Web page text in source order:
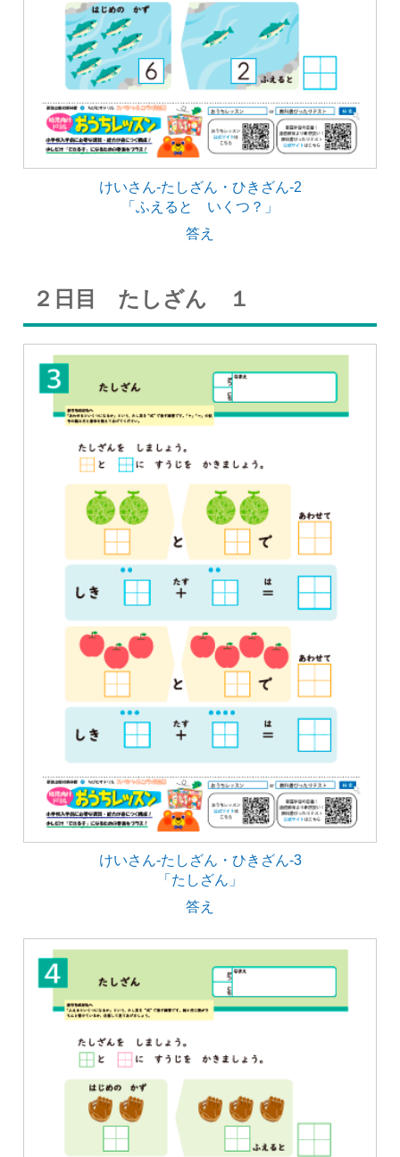
けいさん-たしざん・ひきざん-2
「ふえると いくつ？」
答え
２日目 たしざん １
けいさん-たしざん・ひきざん-3
「たしざん」
答え